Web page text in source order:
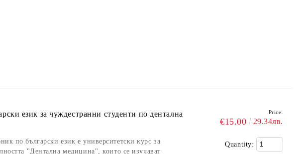
език за чуждестранни студенти по дентална
по български език е университетски курс за
"Дентална медицина", които се изучават
Price:
€15.00 29.34лв.
Quantity: